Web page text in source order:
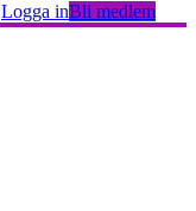
Logga inBli medlem